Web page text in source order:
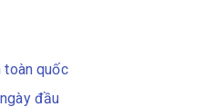
toàn quốc
đầu